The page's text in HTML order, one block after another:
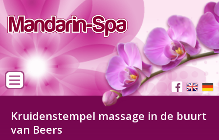
Kruidenstempel massage in de buurt
van Beers